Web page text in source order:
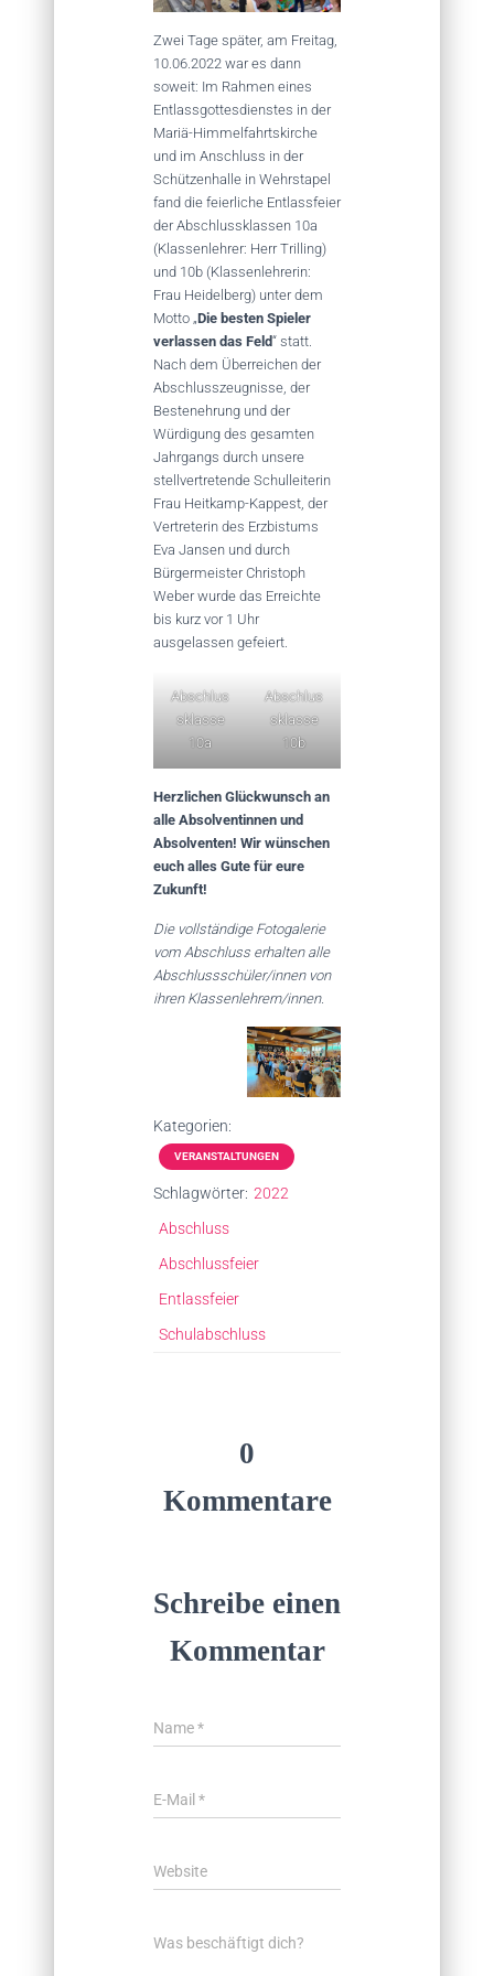
Zwei Tage später, am Freitag,
10.06.2022 war es dann
soweit: Im Rahmen eines
Entlassgottesdienstes in der
Mariä-Himmelfahrtskirche
und im Anschluss in der
Schützenhalle in Wehrstapel
fand die feierliche Entlassfeier
der Abschlussklassen 10a
(Klassenlehrer: Herr Trilling)
und 10b (Klassenlehrerin:
Frau Heidelberg) unter dem
Motto „Die besten Spieler
verlassen das Feld“ statt.
Nach dem Überreichen der
Abschlusszeugnisse, der
Bestenehrung und der
Würdigung des gesamten
Jahrgangs durch unsere
stellvertretende Schulleiterin
Frau Heitkamp-Kappest, der
Vertreterin des Erzbistums
Eva Jansen und durch
Bürgermeister Christoph
Weber wurde das Erreichte
bis kurz vor 1 Uhr
ausgelassen gefeiert.
Abschlus
sklasse
10a
Abschlus
sklasse
10b
Herzlichen Glückwunsch an
alle Absolventinnen und
Absolventen! Wir wünschen
euch alles Gute für eure
Zukunft!
Die vollständige Fotogalerie
vom Abschluss erhalten alle
Abschlussschüler/innen von
ihren Klassenlehrern/innen.
Kategorien:
VERANSTALTUNGEN
Schlagwörter: 2022
Abschluss
Abschlussfeier
Entlassfeier
Schulabschluss
0
Kommentare
Schreibe einen
Kommentar
Name*
E-Mail *
Website
Was beschäftigt dich?